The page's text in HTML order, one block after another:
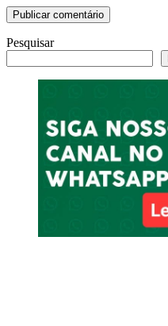
Pesquisar